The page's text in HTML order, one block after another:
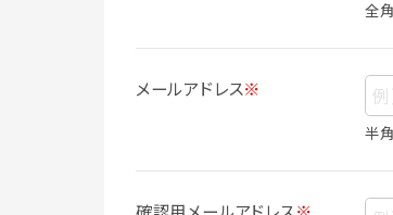
個人情報
個人情報とは、お客様個人
ス、生年月日、写真その他の
は識別できない場合でも、
個人情報の利用目的につい
全
メールアドレス※
半